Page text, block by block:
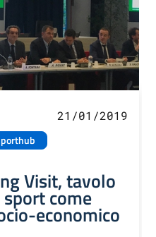
21/01/2019
Visit, tavolo
come
economico